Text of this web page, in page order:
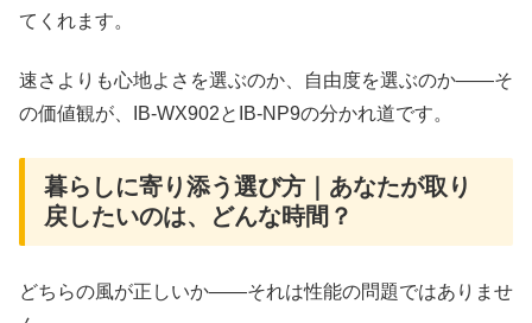
てくれます。
速さよりも心地よさを選ぶのか、自由度を選ぶのか――そ
の価値観が、IB-WX902とIB-NP9の分かれ道です。
暮らしに寄り添う選び方｜あなたが取り
戻したいのは、どんな時間？
どちらの風が正しいか――それは性能の問題ではありませ